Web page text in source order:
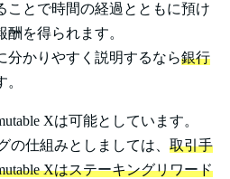
ことで時間の経過とともに預け
を得られます。
分かりやすく説明するなら銀行
。
Xは可能としています。
の仕組みとしましては、 取引手
Xはステーキングリワード